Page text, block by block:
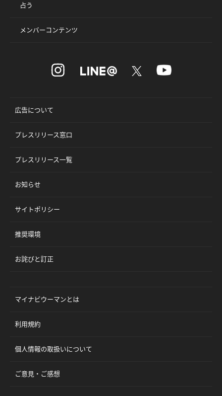
占う
メンバーコンテンツ
広告について
プレスリリース窓口
プレスリリース一覧
お知らせ
サイトポリシー
推奨環境
お詫びと訂正
マイナビウーマンとは
利用規約
個人情報の取扱いについて
ご意見・ご感想